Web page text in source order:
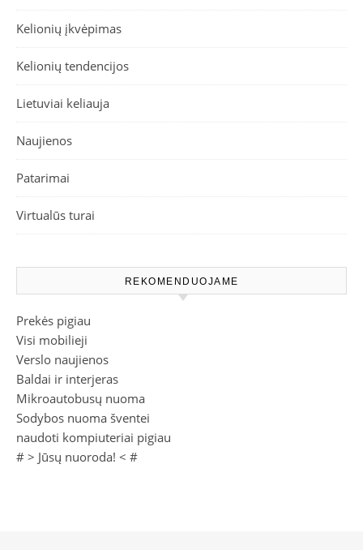
Kelionių įkvėpimas
Kelionių tendencijos
Lietuviai keliauja
Naujienos
Patarimai
Virtualūs turai
REKOMENDUOJAME
Prekės pigiau
Visi mobilieji
Verslo naujienos
Baldai ir interjeras
Mikroautobusų nuoma
Sodybos nuoma šventei
naudoti kompiuteriai pigiau
# > Jūsų nuoroda! < #